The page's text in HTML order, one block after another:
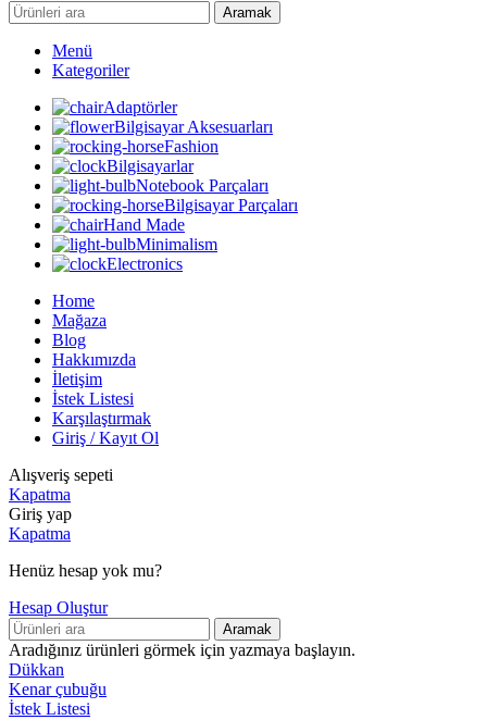
Aramak
Menü
Kategoriler
Adaptörler
Bilgisayar Aksesuarları
Fashion
Bilgisayarlar
Notebook Parçaları
Bilgisayar Parçaları
Hand Made
Minimalism
Electronics
Home
Mağaza
Blog
Hakkımızda
İletişim
İstek Listesi
Karşılaştırmak
Giriş / Kayıt Ol
Alışveriş sepeti
Kapatma
Giriş yap
Kapatma
Henüz hesap yok mu?
Hesap Oluştur
Aramak
Aradığınız ürünleri görmek için yazmaya başlayın.
Dükkan
Kenar çubuğu
İstek Listesi